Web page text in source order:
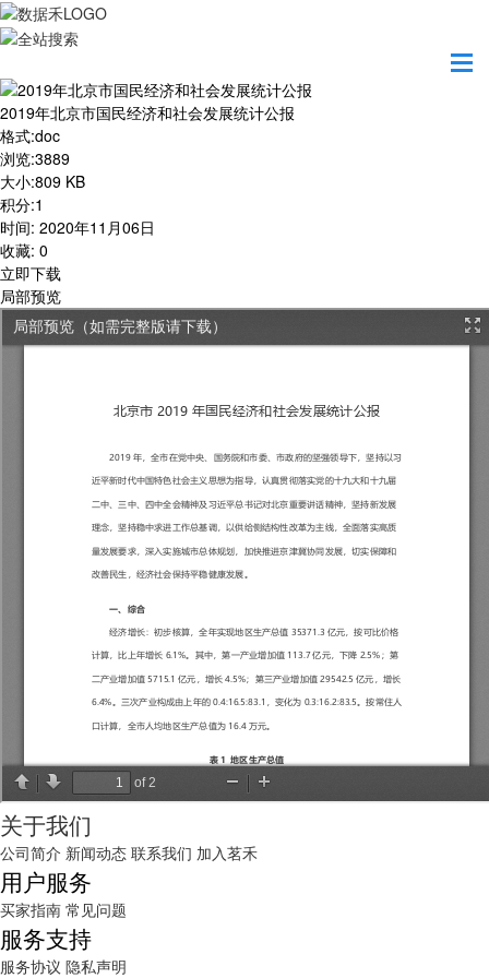
2019年北京市国民经济和社会发展统计公报
2019年北京市国民经济和社会发展统计公报
格式:doc
浏览:3889
大小:809 KB
积分:1
时间: 2020年11月06日
收藏: 0
立即下载
局部预览
关于我们
公司简介 新闻动态 联系我们 加入茗禾
用户服务
买家指南 常见问题
服务支持
服务协议 隐私声明